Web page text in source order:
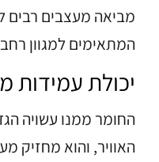
מביאה מעצבים רבים
המתאימים למגוון
יכולת עמידות
החומר ממנו עשויה
האוויר, והוא מחזיק